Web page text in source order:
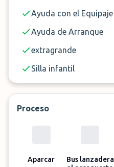
Ayuda con el Equipaje
Ayuda de Arranque
extragrande
Silla infantil
Proceso
Aparcar
Bus lanzadera